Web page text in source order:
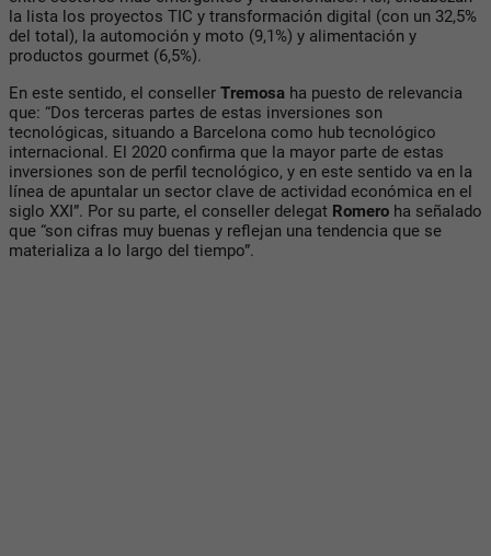
la lista los proyectos TIC y transformación digital (con un 32,5%
del total), la automoción y moto (9,1%) y alimentación y
productos gourmet (6,5%).
En este sentido, el conseller Tremosa ha puesto de relevancia
que: “Dos terceras partes de estas inversiones son
tecnológicas, situando a Barcelona como hub tecnológico
internacional. El 2020 confirma que la mayor parte de estas
inversiones son de perfil tecnológico, y en este sentido va en la
línea de apuntalar un sector clave de actividad económica en el
siglo XXI”. Por su parte, el conseller delegat Romero ha señalado
que “son cifras muy buenas y reflejan una tendencia que se
materializa a lo largo del tiempo”.